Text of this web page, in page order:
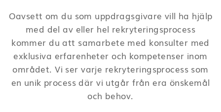
Oavsett om du som uppdragsgivare vill ha hjälp
med del av eller hel rekryteringsprocess
kommer du att samarbete med konsulter med
exklusiva erfarenheter och kompetenser inom
området. Vi ser varje rekryteringsprocess som
en unik process där vi utgår från era önskemål
och behov.